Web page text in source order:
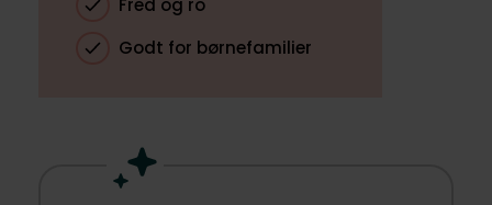
Fred og ro
Godt for børnefamilier